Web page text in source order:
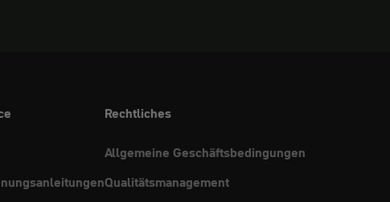
Rechtliches
Allgemeine Geschäftsbedingungen
Qualitätsmanagement